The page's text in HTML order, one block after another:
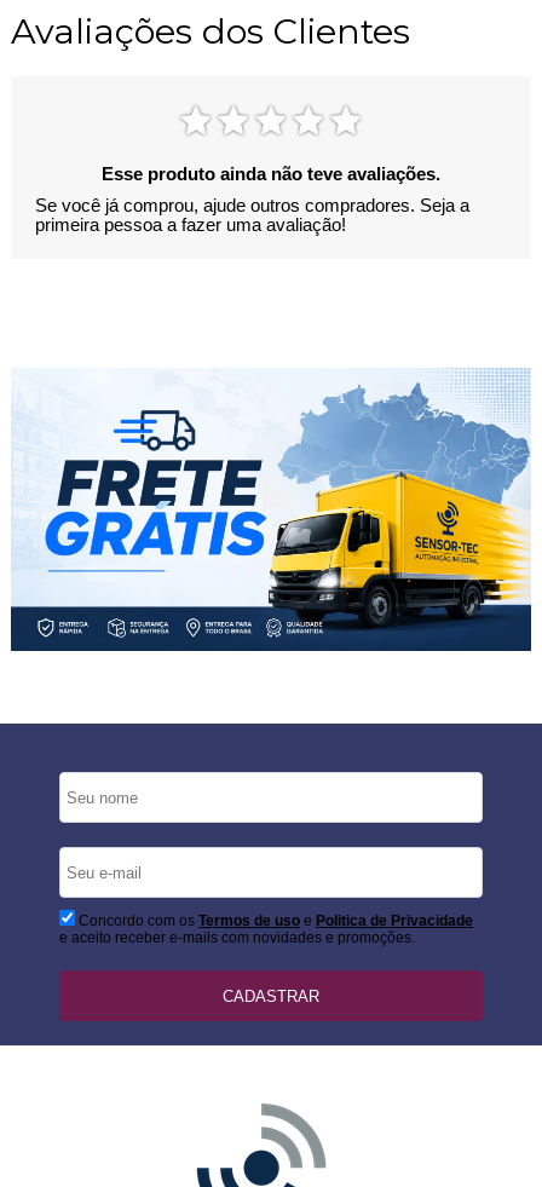
Avaliações dos Clientes
Esse produto ainda não teve avaliações.
Se você já comprou, ajude outros compradores. Seja a
primeira pessoa a fazer uma avaliação!
Concordo com os Termos de usoe Politica de Privacidade
e aceito receber e-mails com novidades e promoções.
CADASTRAR